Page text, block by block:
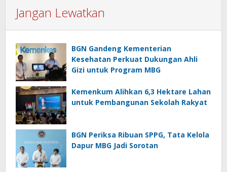
Jangan Lewatkan
BGN Gandeng Kementerian
Kesehatan Perkuat Dukungan Ahli
Gizi untuk Program MBG
Kemenkum Alihkan 6,3 Hektare Lahan
untuk Pembangunan Sekolah Rakyat
BGN Periksa Ribuan SPPG, Tata Kelola
Dapur MBG Jadi Sorotan